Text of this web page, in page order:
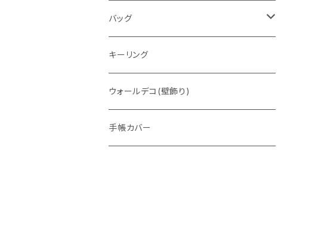
通常盤
バッグ
トートバッグ
ウォレットバッグ
キーリング
ウォールデコ(壁飾り)
手帳カバー